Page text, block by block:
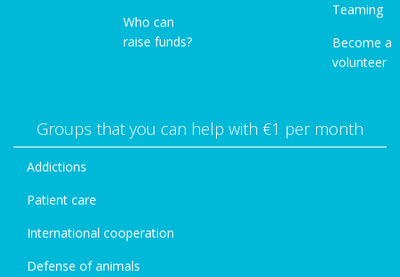
Who can
raise funds?
Teaming
Become a
volunteer
Groups that you can help with €1 per month
Addictions
Patient care
International cooperation
Defense of animals